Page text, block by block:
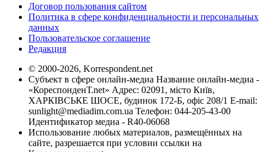
Договор пользования сайтом
Политика в сфере конфиденциальности и персональных
данных
Пользовательское соглашение
Редакция
© 2000-2026, Korrespondent.net
Субъект в сфере онлайн-медиа Название онлайн-медиа -
«КореспонденТ.net» Адрес: 02091, місто Київ,
ХАРКІВСЬКЕ ШОСЕ, будинок 172-Б, офіс 208/1 E-mail:
sunlight@mediadim.com.ua Телефон: 044-205-43-00
Идентификатор медиа - R40-06068
Использование любых материалов, размещённых на
сайте, разрешается при условии ссылки на